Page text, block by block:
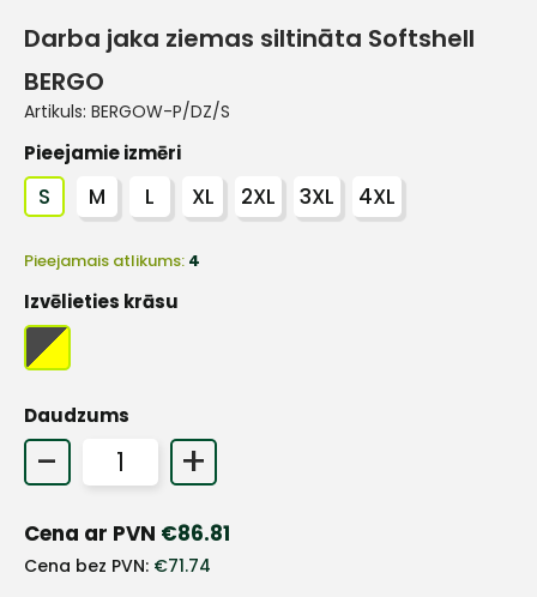
Darba jaka ziemas siltināta Softshell
BERGO
Artikuls: BERGOW-P/DZ/S
Pieejamie izmēri
S M L XL 2XL 3XL 4XL
Pieejamais atlikums: 4
Izvēlieties krāsu
Daudzums
- +
Cena ar PVN €86.81
Cena bez PVN: €71.74
+